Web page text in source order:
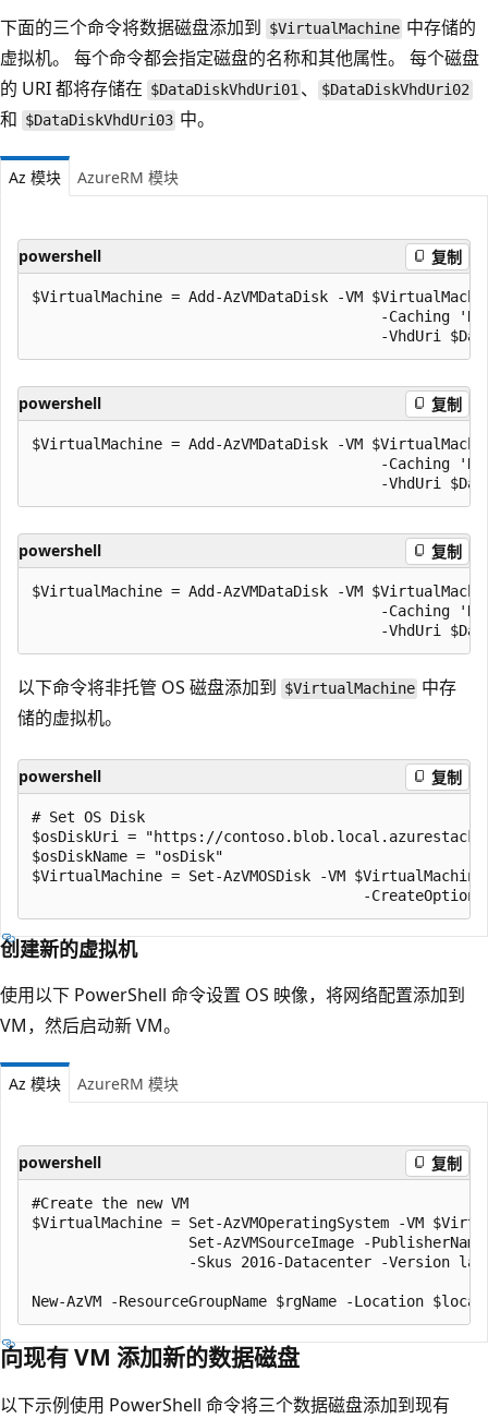
下面的三个命令将数据磁盘添加到 $VirtualMachine 中存储的
虚拟机。 每个命令都会指定磁盘的名称和其他属性。 每个磁盘
的 URI 都将存储在 $DataDiskVhdUri01 、 $DataDiskVhdUri02
和 $DataDiskVhdUri03 中。
Az 模块 AzureRM 模块
powershell 复制
$VirtualMachine = Add-AzVMDataDisk -VM
-Caching
powershell 复制
$VirtualMachine = Add-AzVMDataDisk -VM
-Caching
powershell 复制
$VirtualMachine = Add-AzVMDataDisk -VM
-Caching
以下命令将非托管 OS 磁盘添加到 $VirtualMachine 中存
储的虚拟机。
powershell 复制
# Set OS Disk
$osDiskUri = "https://
$osDiskName = "osDisk"
$VirtualMachine = Set-AzVMOSDisk -VM
创建新的虚拟机
使用以下 PowerShell 命令设置 OS 映像，将网络配置添加到
VM，然后启动新 VM。
Az 模块 AzureRM 模块
powershell 复制
#Create the new VM
$VirtualMachine = Set-AzVMOperatingSystem -VM
Set-AzVMSourceImage -
-Skus 2016-Datacenter -Version
向现有 VM 添加新的数据磁盘
以下示例使用 PowerShell 命令将三个数据磁盘添加到现有